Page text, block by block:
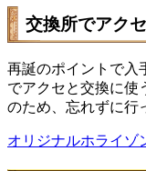
交換所でアク
再誕のポイントで入
でアクセと交換に使
のため、忘れずに行
オリジナルホライゾ